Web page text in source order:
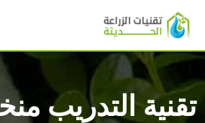
تقنية التدريب